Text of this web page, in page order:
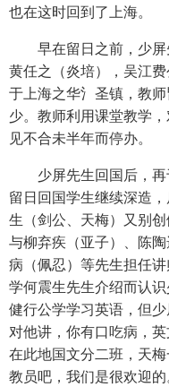
也在这时回到了上海。
早在留日之前，少屏
黄任之（炎培），吴江
于上海之华氵圣镇，教
少。教师利用课堂教学
见不合未半年而停办。
少屏先生回国后，再
留日回国学生继续深造
生（剑公、天梅）又别
与柳弃疾（亚子）、陈
病（佩忍）等先生担任
学何震生先生介绍而认
健行公学学习英语，但
对他讲，你有口吃病，
在此地国文分二班，天
教员吧，我们是很欢迎